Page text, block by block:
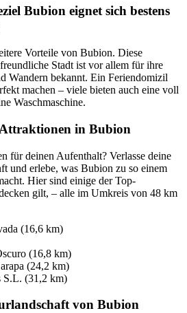
Bubion eignet sich bestens
Vorteile von Bubion. Diese
Stadt ist vor allem für ihre
Wandern bekannt. Ein Feriendomizil
machen – viele bieten auch eine voll
Waschmaschine.
in Bubion
für deinen Aufenthalt? Verlasse deine
und erlebe, was Bubion zu so einem
Hier sind einige der Top-
gilt, – alle im Umkreis von 48 km
(16,6 km)
(16,8 km)
(24,2 km)
S.L. (31,2 km)
von Bubion